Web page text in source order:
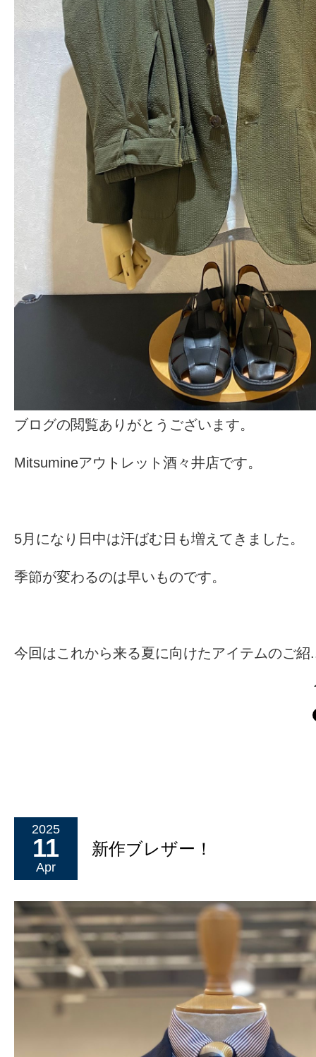
ブログの閲覧ありがとうございます。
Mitsumineアウトレット酒々井店です。
5月になり日中は汗ばむ日も増えてきました。
季節が変わるのは早いものです。
今回はこれから来る夏に向けたアイテムのご紹
2025
11
Apr
新作ブレザー！